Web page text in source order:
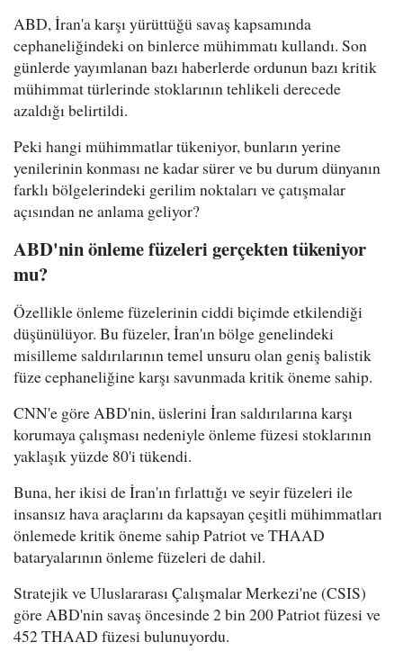
ABD, İran'a karşı yürüttüğü savaş kapsamında
cephaneliğindeki on binlerce mühimmatı kullandı. Son
günlerde yayımlanan bazı haberlerde ordunun bazı kritik
mühimmat türlerinde stoklarının tehlikeli derecede
azaldığı belirtildi.
Peki hangi mühimmatlar tükeniyor, bunların yerine
yenilerinin konması ne kadar sürer ve bu durum dünyanın
farklı bölgelerindeki gerilim noktaları ve çatışmalar
açısından ne anlama geliyor?
ABD'nin önleme füzeleri gerçekten tükeniyor
mu?
Özellikle önleme füzelerinin ciddi biçimde etkilendiği
düşünülüyor. Bu füzeler, İran'ın bölge genelindeki
misilleme saldırılarının temel unsuru olan geniş balistik
füze cephaneliğine karşı savunmada kritik öneme sahip.
CNN'e göre ABD'nin, üslerini İran saldırılarına karşı
korumaya çalışması nedeniyle önleme füzesi stoklarının
yaklaşık yüzde 80'i tükendi.
Buna, her ikisi de İran'ın fırlattığı ve seyir füzeleri ile
insansız hava araçlarını da kapsayan çeşitli mühimmatları
önlemede kritik öneme sahip Patriot ve THAAD
bataryalarının önleme füzeleri de dahil.
Stratejik ve Uluslararası Çalışmalar Merkezi'ne (CSIS)
göre ABD'nin savaş öncesinde 2 bin 200 Patriot füzesi ve
452 THAAD füzesi bulunuyordu.